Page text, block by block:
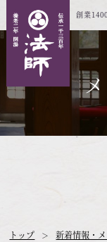
創業
トップ 新着情報・